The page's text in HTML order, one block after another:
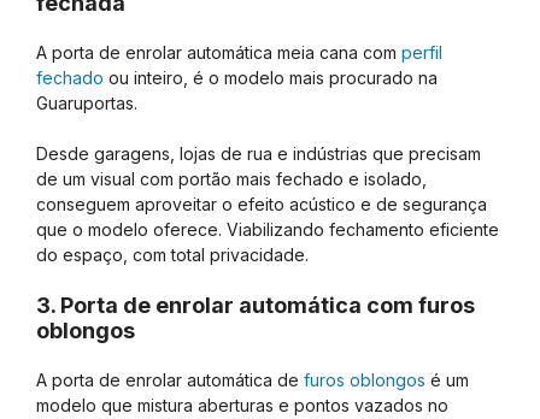
A porta de enrolar automática meia cana com perfil
fechado ou inteiro, é o modelo mais procurado na
Guaruportas.
Desde garagens, lojas de rua e indústrias que precisam
de um visual com portão mais fechado e isolado,
conseguem aproveitar o efeito acústico e de segurança
que o modelo oferece. Viabilizando fechamento eficiente
do espaço, com total privacidade.
3. Porta de enrolar automática com furos
oblongos
A porta de enrolar automática de furos oblongos é um
modelo que mistura aberturas e pontos vazados no